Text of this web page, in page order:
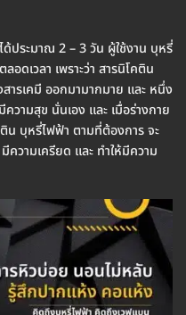
ด้ประมาณ 2 – 3 วัน ผู้ใช้งาน บุหรี่
ดเวลา เพราะว่า สารนิโคติน
ารเคมี ออกมามากมาย และ หนึ่ง
วามสุข นั่นเอง และ เมื่อร่างกาย
น บุหรี่ไฟฟ้า ตามที่ต้องการ จะ
ความเครียด และ ทำให้มีความ